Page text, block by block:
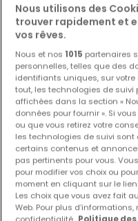
Terrain constructible à
802 400 €
Nous utilisons des
trouver rapidement et
vos rêves.
Nous et nos 1015 partenaires
personnelles, telles que des
identifiants uniques, sur votre
tout, les technologies de
affichées dans la section «
données pour fournir ». Si
ou que vous retirez votre
les technologies de suivi
certains contenus et
pas pertinents pour vous.
pour modifier vos choix ou
moment en cliquant sur le
Les choix que vous avez fait
Web. Pour plus